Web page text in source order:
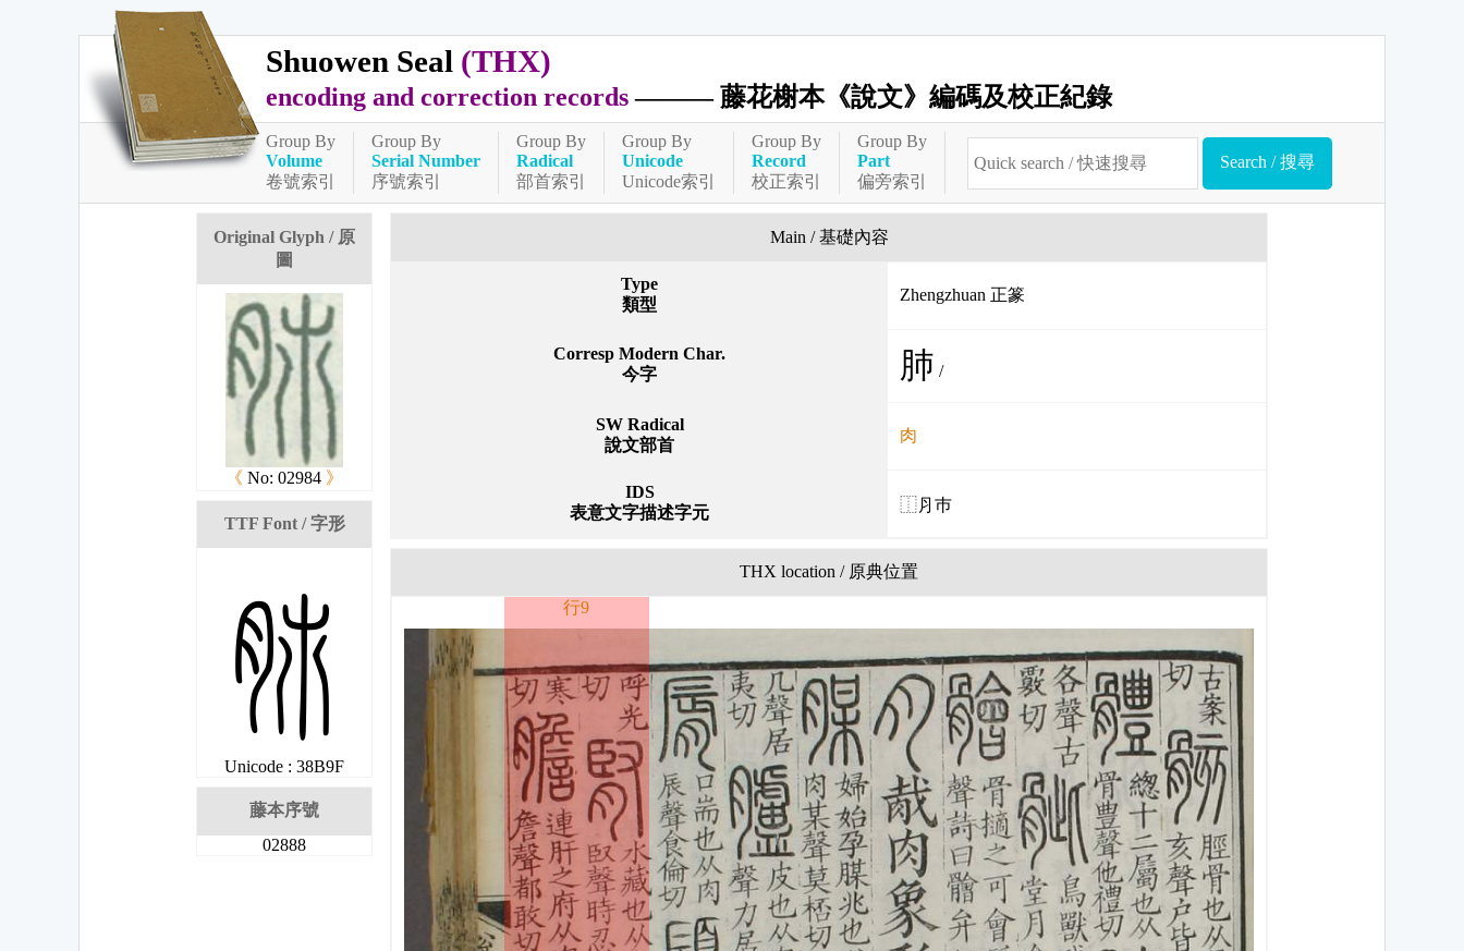
Shuowen Seal (THX)
encoding and correction records ——— 藤花榭本《說文》編碼及校正紀錄
Group By
Volume
卷號索引
Group By
Serial Number
序號索引
Group By
Radical
部首索引
Group By
Unicode
Unicode索引
Group By
Record
校正索引
Group By
Part
偏旁索引
Original Glyph / 原
圖
《 No: 02984 》
TTF Font / 字形
妟
Unicode : 38B9F
藤本序號
02888
Main / 基礎內容
Type
類型
Zhengzhuan 正篆
Corresp Modern Char.
今字
肺 /
SW Radical
說文部首
肉
IDS
表意文字描述字元
⿰⺼巿
THX location / 原典位置
行9